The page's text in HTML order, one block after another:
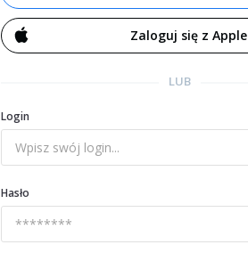
Zaloguj się z Apple
LUB
Login
Hasło